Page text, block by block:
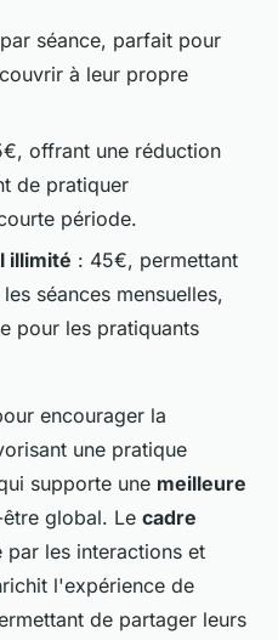
séance, parfait pour
à leur propre
offrant une réduction
de pratiquer
période.
illimité : 45€, permettant
séances mensuelles,
pour les pratiquants
encourager la
une pratique
supporte une meilleure
global. Le cadre
par les interactions et
l'expérience de
de partager leurs